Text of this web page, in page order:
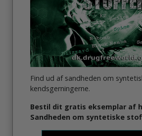
Find ud af sandheden om
kendsgerningerne.
Bestil dit gratis eksemplar af
Sandheden om syntetiske